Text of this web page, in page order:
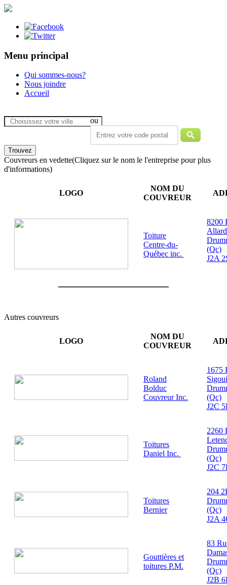
Menu principal
Qui sommes-nous?
Nous joindre
Accueil
ou
Couvreurs en vedette(Cliquez sur le nom le l'entreprise pour plus
d'informations)
LOGO
NOM DU
COUVREUR
Toiture
Centre-du-
Québec inc.
8200
Allard
(Qc)
J2A
Autres couvreurs
LOGO
NOM DU
COUVREUR
Roland
Bolduc
Couvreur Inc.
1675
(Qc)
J2C
Toitures
Daniel Inc.
2260
(Qc)
J2C
Toitures
Bernier
204
(Qc)
J2A
Gouttières et
toitures P.M.
83
(Qc)
J2B